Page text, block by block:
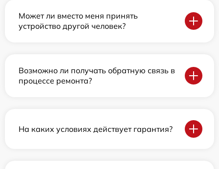
Может ли вместо меня принять
устройство другой человек?
Возможно ли получать обратную связь в
процессе ремонта?
На каких условиях действует гарантия?